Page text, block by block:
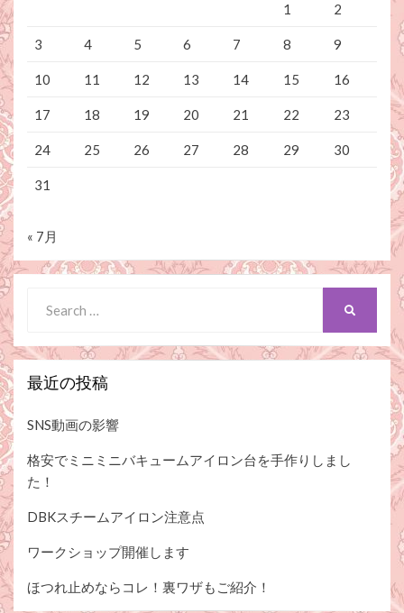
1 2
3 4 5 6 7 8 9
10 11 12 13 14 15 16
17 18 19 20 21 22 23
24 25 26 27 28 29 30
31
« 7月
for:
最近の投稿
SNS動画の影響
格安でミニミニバキュームアイロン台を手作りしまし
た！
DBKスチームアイロン注意点
ワークショップ開催します
ほつれ止めならコレ！裏ワザもご紹介！